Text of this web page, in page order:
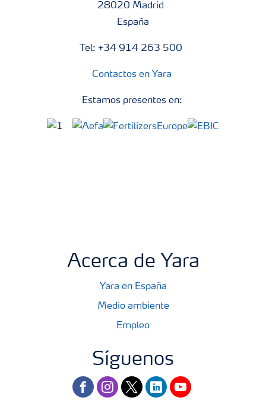
28020 Madrid
España
Tel: +34 914 263 500
Contactos en Yara
Estamos presentes en:
Acerca de Yara
Yara en España
Medio ambiente
Empleo
Síguenos
facebookinstagram
twitterlinkedinyoutube